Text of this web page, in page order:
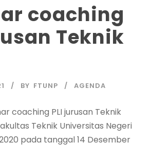
coaching
Teknik
BY FTUNP AGENDA
coaching PLI jurusan Teknik
Teknik Universitas Negeri
pada tanggal 14 Desember